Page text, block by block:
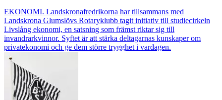
EKONOMI. Landskronafredrikorna har tillsammans med
Landskrona Glumslövs Rotaryklubb tagit initiativ till studiecirkeln
Livslång ekonomi, en satsning som främst riktar sig till
invandrarkvinnor. Syftet är att stärka deltagarnas kunskaper om
privatekonomi och ge dem större trygghet i vardagen.